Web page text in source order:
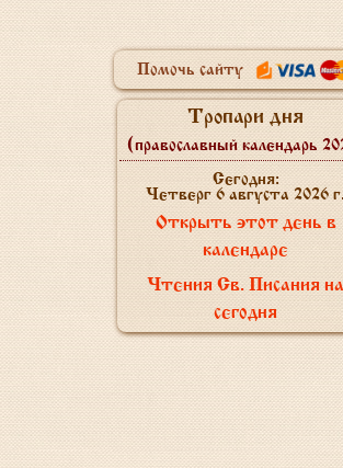
Помочь сайту
Тропари дня
(православный календарь
Сегодня:
Четверг 6 августа 2026 г.
Открыть этот день в
календаре
Чтения Св. Писания на
сегодня